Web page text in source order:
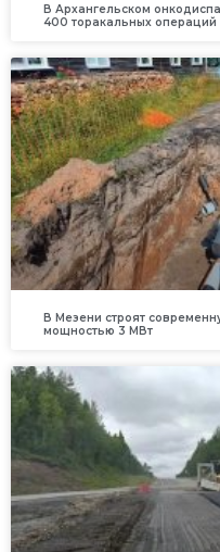
В Архангельском
400 торакальных операций
В Мезени строят
мощностью 3 МВт